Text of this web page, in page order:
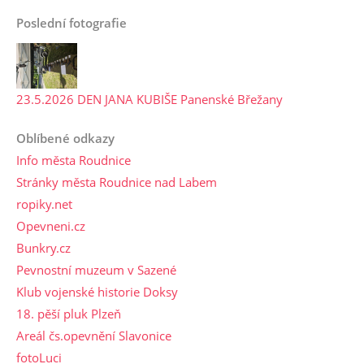
Poslední fotografie
23.5.2026 DEN JANA KUBIŠE Panenské Břežany
Oblíbené odkazy
Info města Roudnice
Stránky města Roudnice nad Labem
ropiky.net
Opevneni.cz
Bunkry.cz
Pevnostní muzeum v Sazené
Klub vojenské historie Doksy
18. pěší pluk Plzeň
Areál čs.opevnění Slavonice
fotoLuci